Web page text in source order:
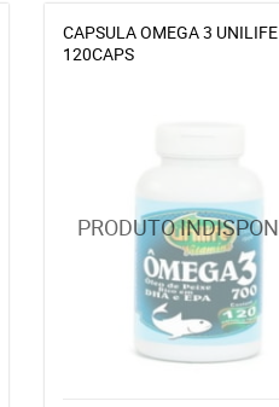
CAPSULA OMEGA 3 UNILIFE
120CAPS